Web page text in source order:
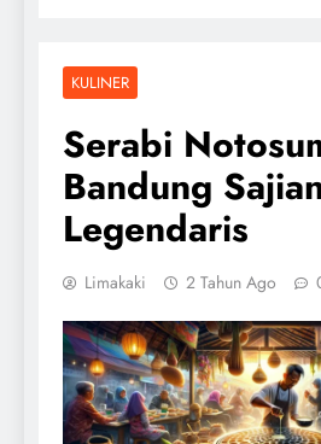
KULINER
Serabi
Bandung
Legendaris
Limakaki 2 Tahun Ago